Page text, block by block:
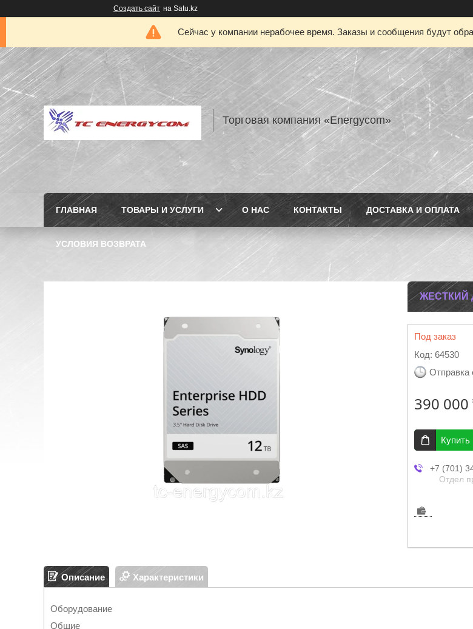
Создать сайт на Satu.kz
Сейчас у компании нерабочее время. Заказы и сообщения будут
Торговая компания «Energycom»
ГЛАВНАЯ ТОВАРЫ И УСЛУГИ О НАС КОНТАКТЫ ДОСТАВКА И ОПЛАТА
УСЛОВИЯ ВОЗВРАТА
ЖЕСТКИЙ
Под заказ
Код: 64530
Отправка
390 000
Купить
+7 (701)
Отдел
Описание Характеристики
Оборудование
Общие